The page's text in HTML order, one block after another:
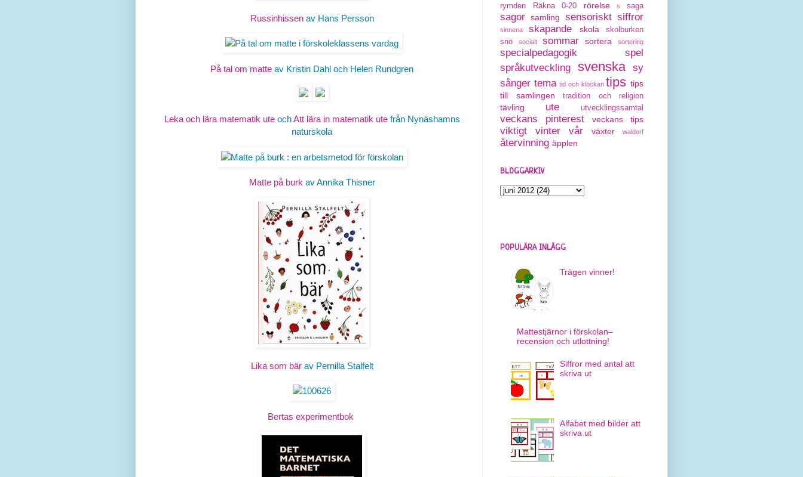
Russinhissenav Hans Persson
På tal om matte av Kristin Dahl och Helen Rundgren
Leka och lära matematik uteochAtt lära in matematik utefrån Nynäshamns
naturskola
Matte på burk av Annika Thisner
Lika som bärav Pernilla Stalfelt
Bertas experimentbok
rymden Räkna 0-20 rörelse s saga
sagor samling sensoriskt siffror
sinnena skapande skola
skolburken
snö
socialt sommar sortera sortering
specialpedagogik
spel
språkutveckling
svenska
sy
sånger tema tid och klockan tips tips
till samlingen
tradition och religion
tävling ute utvecklingssamtal
veckans pinterest veckans tips
viktigt vinter vår växter waldorf
återvinning äpplen
BLOGGARKIV
POPULÄRA INLÄGG
Trägen vinner!
Mattestjärnor i förskolan–
recension och utlottning!
Siffror med antal att
skriva ut
Alfabet med bilder att
skriva ut